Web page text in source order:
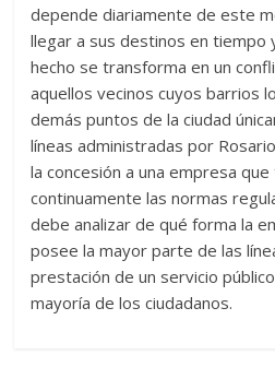
depende diariamente de este
llegar a sus destinos en tiempo
hecho se transforma en un
aquellos vecinos cuyos barrios
demás puntos de la ciudad
líneas administradas por
la concesión a una empresa
continuamente las normas
debe analizar de qué forma la
posee la mayor parte de las
prestación de un servicio
mayoría de los ciudadanos.